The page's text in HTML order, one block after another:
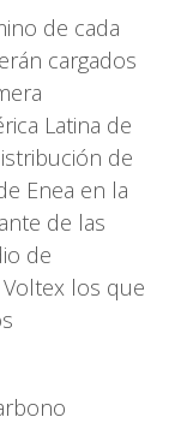
de cada
cargados
Latina de
de
Enea en la
de las
de
los que